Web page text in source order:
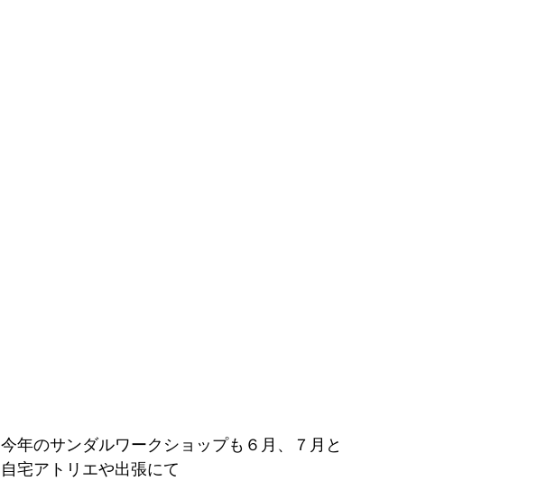
今年のサンダルワークショップも６月、７月と
自宅アトリエや出張にて